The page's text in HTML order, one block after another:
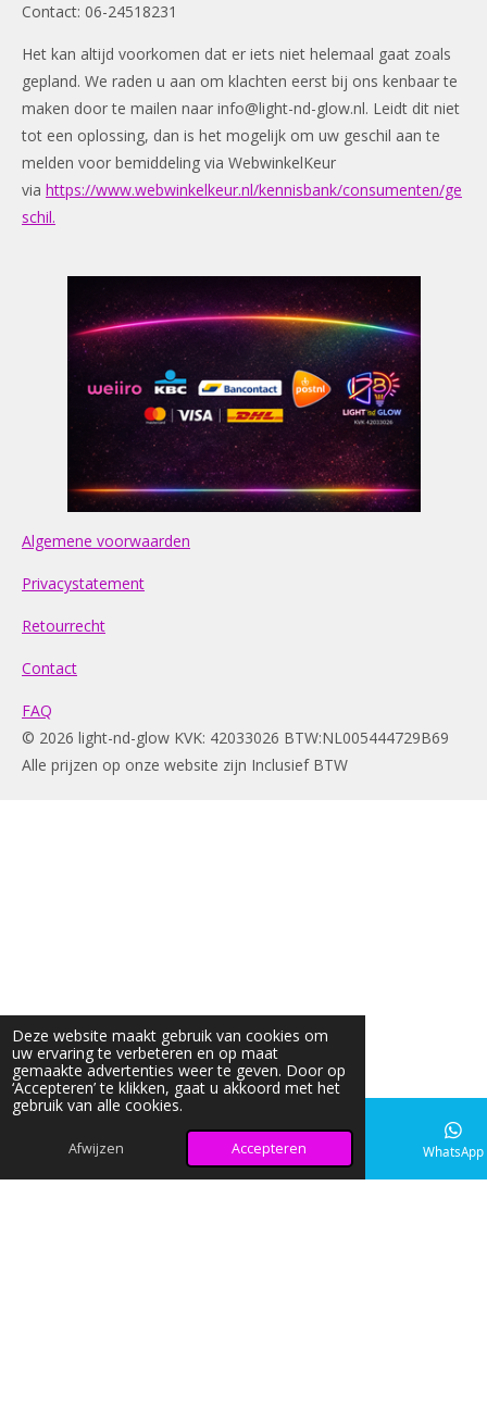
Deze website maakt gebruik van cookies om
uw ervaring te verbeteren en op maat
gemaakte advertenties weer te geven. Door op
‘Accepteren’ te klikken, gaat u akkoord met het
gebruik van alle cookies.
Afwijzen Accepteren
Contact: 06-24518231
Het kan altijd voorkomen dat er iets niet helemaal gaat zoals
gepland. We raden u aan om klachten eerst bij ons kenbaar te
maken door te mailen naar info@light-nd-glow.nl. Leidt dit niet
tot een oplossing, dan is het mogelijk om uw geschil aan te
melden voor bemiddeling via WebwinkelKeur
via https://www.webwinkelkeur.nl/kennisbank/consumenten/ge
schil.
Algemene voorwaarden
Privacystatement
Retourrecht
Contact
FAQ
© 2026 light-nd-glow KVK: 42033026 BTW:NL005444729B69
Alle prijzen op onze website zijn Inclusief BTW
E-mailadres Instagram WhatsApp